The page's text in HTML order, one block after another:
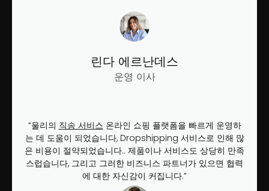
린다 에르난데스
운영 이사
“울리의 직송 서비스 ​ 온라인 쇼핑 플랫폼을 빠르게 운영하
는 데 도움이 되었습니다, Dropshipping 서비스로 인해 많
은 비용이 절약되었습니다.. 제품이나 서비스도 상당히 만족
스럽습니다, 그리고 그러한 비즈니스 파트너가 있으면 협력
에 대한 자신감이 커집니다.”